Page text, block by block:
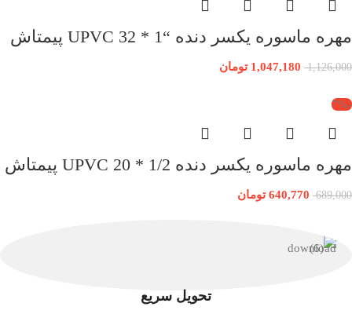
مهره ماسوره یکسر دنده “1 * 32 UPVC پیمتاش
1,126,000
1,047,180 تومان
-7%
مهره ماسوره یکسر دنده 1/2 * 20 UPVC پیمتاش
689,000
640,770 تومان
تحویل سریع